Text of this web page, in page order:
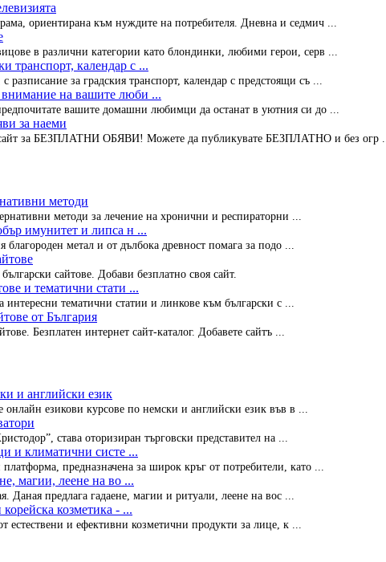
ориентирана към нуждите на потребителя. Дневна и седмич ...
в различни категории като блондинки, любими герои, серв ...
транспорт, календар с ...
за градския транспорт, календар с предстоящи съ ...
на вашите люби ...
вашите домашни любимци да останат в уютния си до ...
за наеми
за БЕЗПЛАТНИ ОБЯВИ! Можете да публикувате БЕЗПЛАТНО и без огр ...
методи
методи за лечение на хронични и респираторни ...
имунитет и липса н ...
благороден метал и от дълбока древност помага за подо ...
сайтове. Добави безплатно своя сайт.
и тематични стати ...
интересни тематични статии и линкове към български с ...
от България
Безплатен интернет сайт-каталог. Добавете сайтъ ...
и английски език
езикови курсове по немски и английски език във в ...
става оторизиран търговски представител на ...
и климатични систе ...
предназначена за широк кръг от потребители, като ...
магии, леене на во ...
Даная предлага гадаене, магии и ритуали, леене на вос ...
козметика - ...
естествени и ефективни козметични продукти за лице, к ...